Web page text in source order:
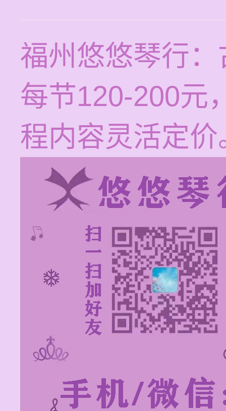
福州悠悠琴行
每节120-200元
程内容灵活定价